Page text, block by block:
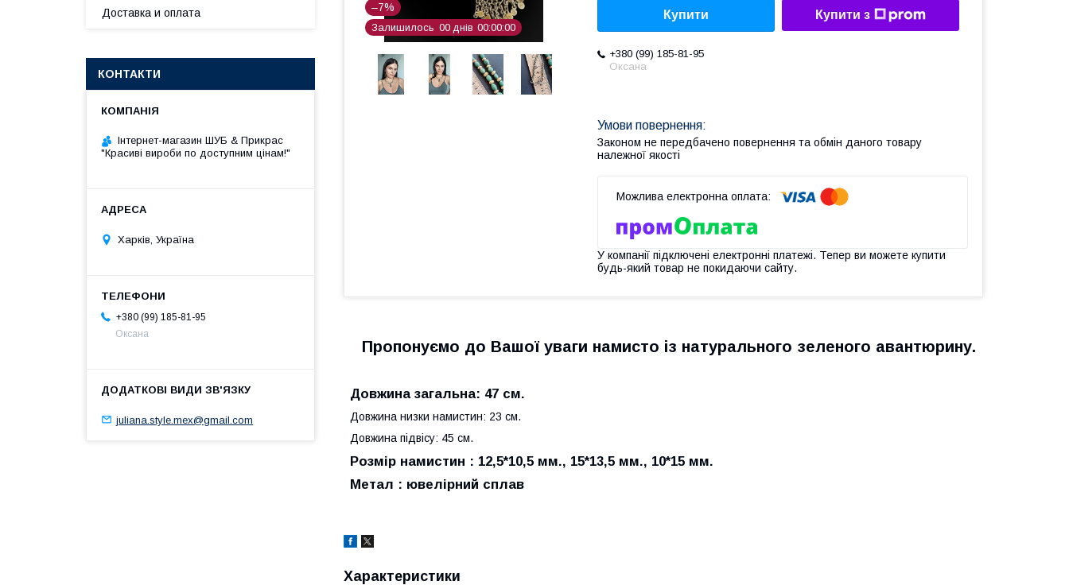
–7%
Залишилось 00 днів 00 00 00
Купити Купити з
+380 (99) 185-81-95
Оксана
Законом не передбачено повернення та обмін даного товару
належної якості
У компанії підключені електронні платежі. Тепер ви можете купити
будь-який товар не покидаючи сайту.
Пропонуємо до Вашої уваги намисто із натурального зеленого авантюрину.
Довжина загальна: 47 см.
Довжина низки намистин: 23 см.
Довжина підвісу: 45 см.
Розмір намистин : 12,5*10,5 мм., 15*13,5 мм., 10*15 мм.
Метал : ювелірний сплав
Характеристики
Доставка и оплата
КОНТАКТИ
Інтернет-магазин ШУБ & Прикрас
"Красиві вироби по доступним цінам!"
Харків, Україна
+380 (99) 185-81-95
Оксана
juliana.style.mex@gmail.com